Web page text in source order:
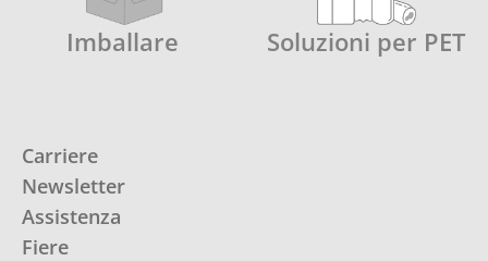
Imballare Soluzioni per PET
Carriere
Newsletter
Assistenza
Fiere